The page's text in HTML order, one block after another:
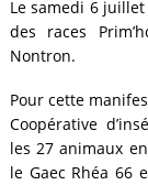
Le samedi 6
des races
Nontron.
Pour cette
Coopérative
les 27 animaux
le Gaec Rhéa 66